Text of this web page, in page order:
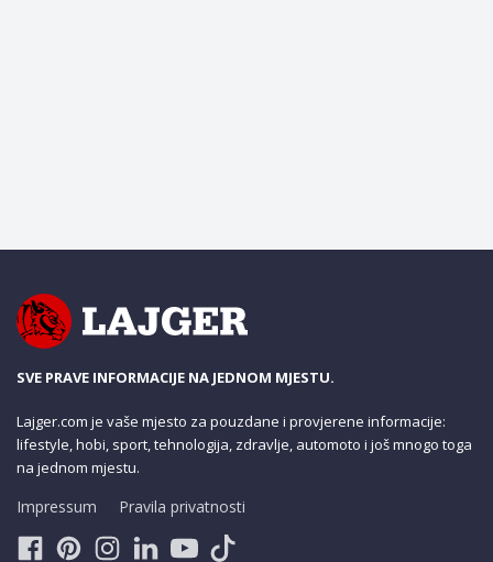
SVE PRAVE INFORMACIJE NA JEDNOM MJESTU.
Lajger.com je vaše mjesto za pouzdane i provjerene informacije:
lifestyle, hobi, sport, tehnologija, zdravlje, automoto i još mnogo toga
na jednom mjestu.
Impressum Pravila privatnosti